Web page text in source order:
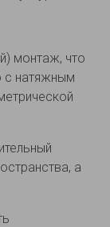
монтаж, что
с натяжным
а